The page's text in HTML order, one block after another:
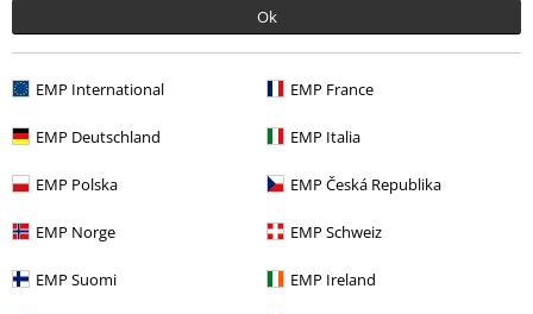
Ok
EMP International EMP France
EMP Deutschland EMP Italia
EMP Polska EMP Česká Republika
EMP Norge EMP Schweiz
EMP Suomi EMP Ireland
Styl życia Figurki Funko Pop! Anime